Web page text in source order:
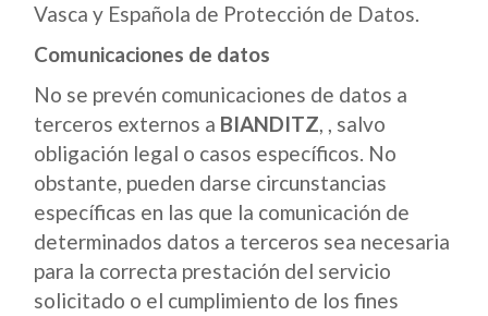
Vasca y Española de Protección de Datos.
Comunicaciones de datos
No se prevén comunicaciones de datos a
terceros externos a BIANDITZ, , salvo
obligación legal o casos específicos. No
obstante, pueden darse circunstancias
específicas en las que la comunicación de
determinados datos a terceros sea necesaria
para la correcta prestación del servicio
solicitado o el cumplimiento de los fines